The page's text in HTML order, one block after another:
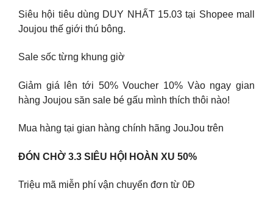
Siêu hội tiêu dùng DUY NHẤT 15.03 tại Shopee mall
Joujou thế giới thú bông.
Sale sốc từng khung giờ
Giảm giá lên tới 50% Voucher 10% Vào ngay gian
hàng Joujou săn sale bé gấu mình thích thôi nào!
Mua hàng tại gian hàng chính hãng JouJou trên
ĐÓN CHỜ 3.3 SIÊU HỘI HOÀN XU 50%
Triệu mã miễn phí vận chuyển đơn từ 0Đ